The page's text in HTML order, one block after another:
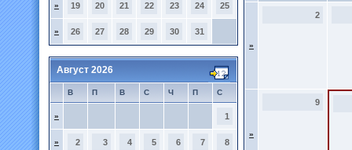
» 19 20 21 22 23 24 25
» 26 27 28 29 30 31
Август 2026
В П В С Ч П С
» 1
» 2 3 4 5 6 7 8
»
2
»
9